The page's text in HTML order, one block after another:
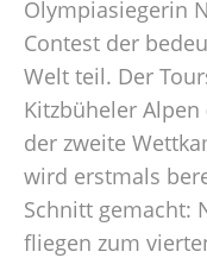
Olympiasiegerin
Contest der
Welt teil. Der
Kitzbüheler Alpen
der zweite
wird erstmals
Schnitt gemacht:
fliegen zum